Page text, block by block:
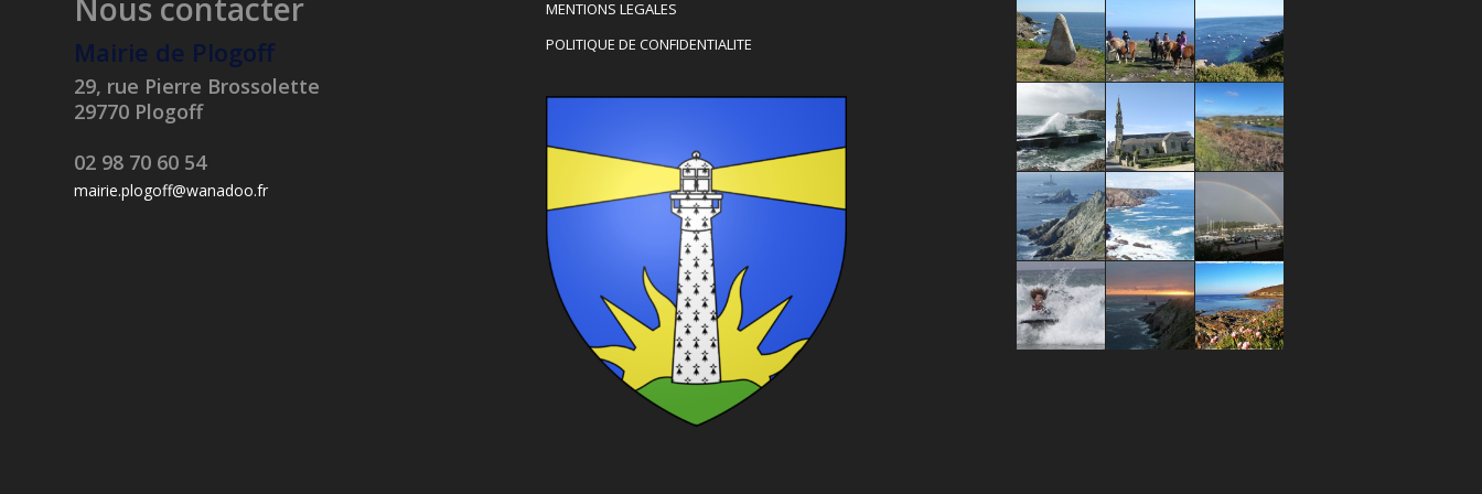
Mairie de Plogoff
29, rue Pierre Brossolette
29770 Plogoff
02 98 70 60 54
mairie.plogoff@wanadoo.fr
MENTIONS LEGALES
POLITIQUE DE CONFIDENTIALITE